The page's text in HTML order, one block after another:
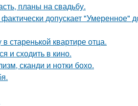
планы на свадьбу.
допускает
старенькой квартире отца.
и сходить в кино.
сканди и нотки бохо.